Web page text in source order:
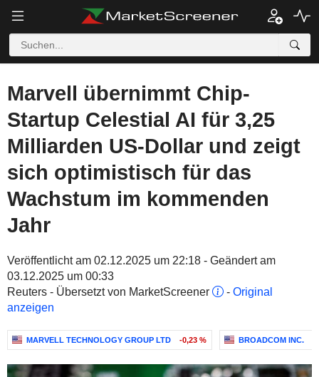
Marvell übernimmt Chip-
Startup Celestial AI für 3,25
Milliarden US-Dollar und zeigt
sich optimistisch für das
Wachstum im kommenden
Jahr
Veröffentlicht am 02.12.2025 um 22:18 - Geändert am
03.12.2025 um 00:33
Reuters - Übersetzt von MarketScreener
- Original
anzeigen
MARVELL TECHNOLOGY GROUP LTD -0,23 % BROADCOM INC.